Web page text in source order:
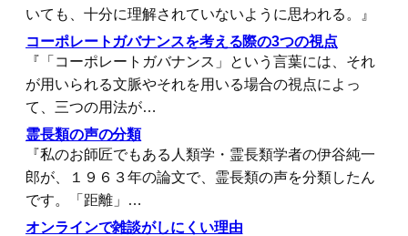
いても、十分に理解されていないように思われる。』
コーポレートガバナンスを考える際の3つの視点
『「コーポレートガバナンス」という言葉には、それ
が用いられる文脈やそれを用いる場合の視点によっ
て、三つの用法が…
霊長類の声の分類
『私のお師匠でもある人類学・霊長類学者の伊谷純一
郎が、１９６３年の論文で、霊長類の声を分類したん
です。「距離」…
オンラインで雑談がしにくい理由